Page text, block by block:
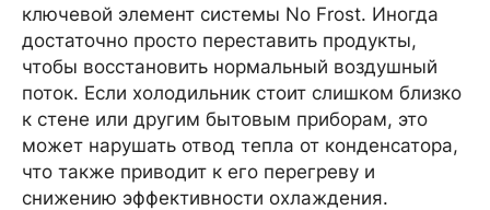
ключевой элемент системы No Frost. Иногда
достаточно просто переставить продукты,
чтобы восстановить нормальный воздушный
поток. Если холодильник стоит слишком близко
к стене или другим бытовым приборам, это
может нарушать отвод тепла от конденсатора,
что также приводит к его перегреву и
снижению эффективности охлаждения.